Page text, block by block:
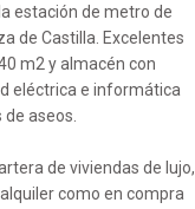
estación de metro de
de Castilla. Excelentes
m2 y almacén con
eléctrica e informática
aseos.
de viviendas de lujo,
como en compra